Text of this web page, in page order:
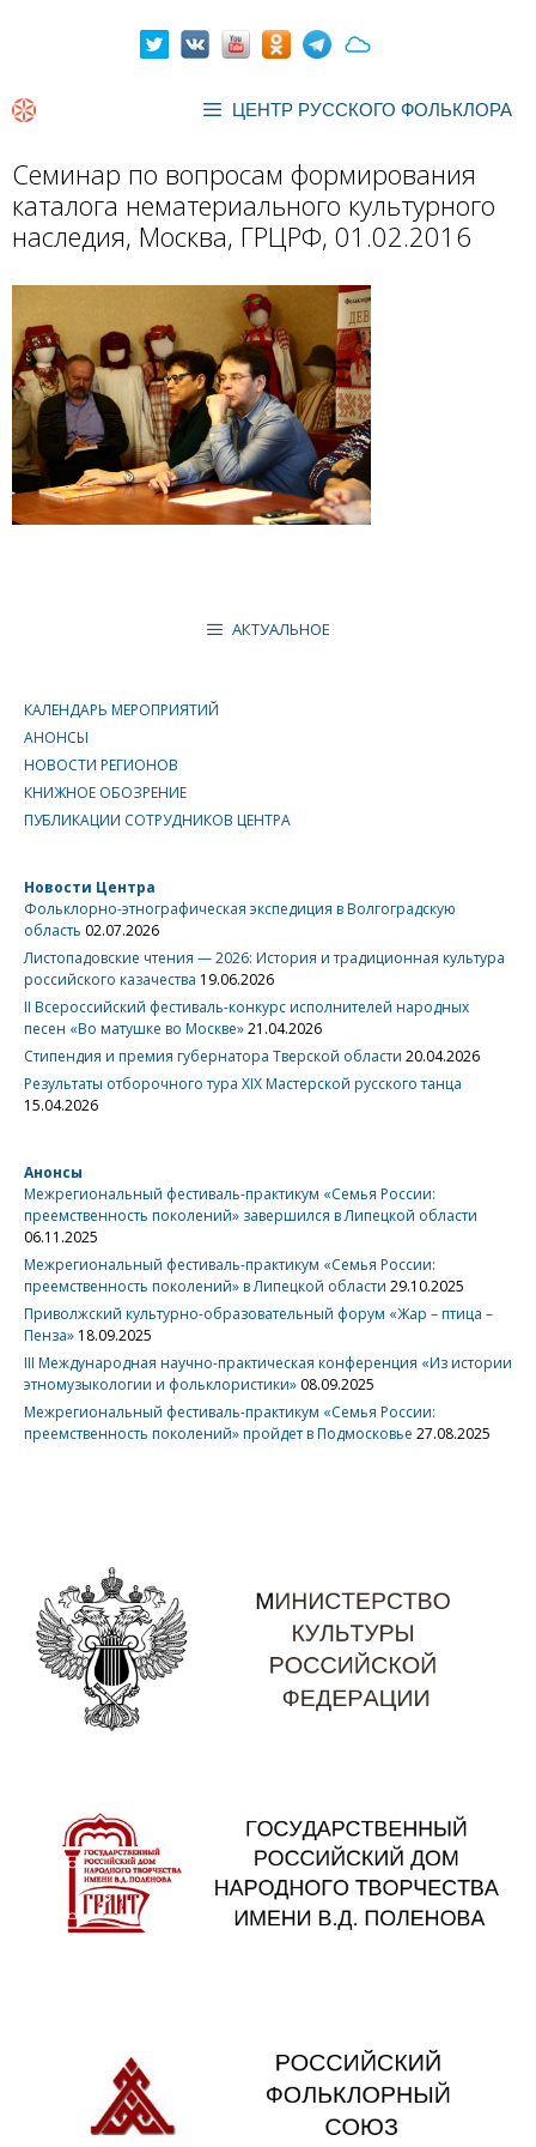
ЦЕНТР РУССКОГО ФОЛЬКЛОРА
Семинар по вопросам формирования
каталога нематериального культурного
наследия, Москва, ГРЦРФ, 01.02.2016
АКТУАЛЬНОЕ
КАЛЕНДАРЬ МЕРОПРИЯТИЙ
АНОНСЫ
НОВОСТИ РЕГИОНОВ
КНИЖНОЕ ОБОЗРЕНИЕ
ПУБЛИКАЦИИ СОТРУДНИКОВ ЦЕНТРА
Новости Центра
Фольклорно-этнографическая экспедиция в Волгоградскую
область 02.07.2026
Листопадовские чтения — 2026: История и традиционная культура
российского казачества 19.06.2026
II Всероссийский фестиваль-конкурс исполнителей народных
песен «Во матушке во Москве»21.04.2026
Стипендия и премия губернатора Тверской области 20.04.2026
Результаты отборочного тура XIX Мастерской русского танца
15.04.2026
Анонсы
Межрегиональный фестиваль-практикум «Семья России:
преемственность поколений» завершился в Липецкой области
06.11.2025
Межрегиональный фестиваль-практикум «Семья России:
преемственность поколений» в Липецкой области 29.10.2025
Приволжский культурно-образовательный форум «Жар – птица –
Пенза» 18.09.2025
III Международная научно-практическая конференция «Из истории
этномузыкологии и фольклористики» 08.09.2025
Межрегиональный фестиваль-практикум «Семья России:
преемственность поколений» пройдет в Подмосковье 27.08.2025